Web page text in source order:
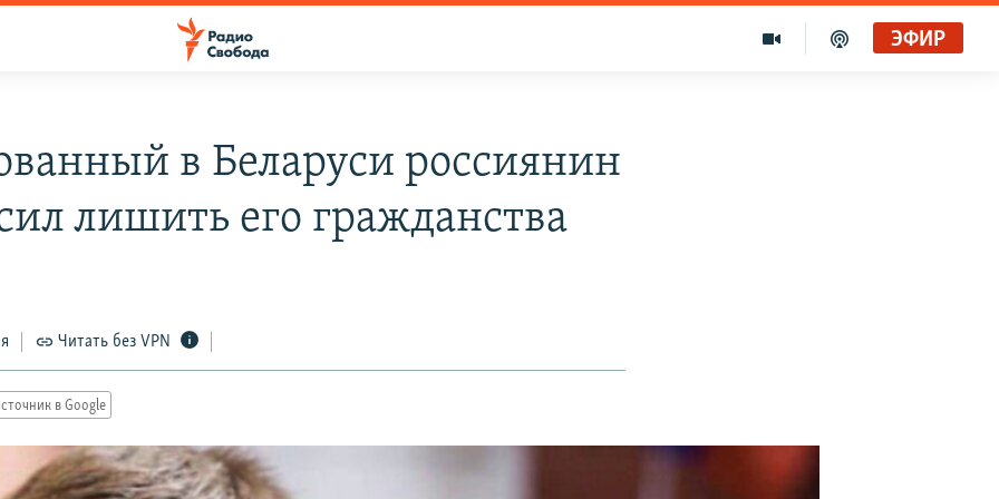
ЭФИР
в Беларуси россиянин
лишить его гражданства
Читать без VPN
в Google